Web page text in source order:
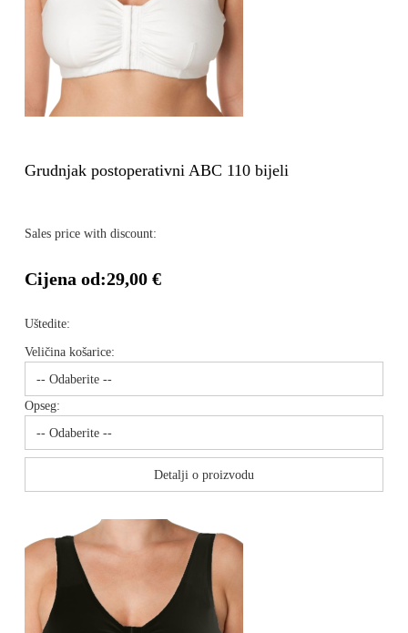
Grudnjak postoperativni ABC 110 bijeli
Sales price with discount:
Cijena od:29,00 €
Uštedite:
Veličina košarice:
Opseg:
Detalji o proizvodu